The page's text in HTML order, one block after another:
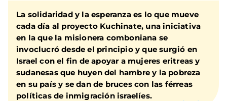
La solidaridad y la esperanza es lo que mueve
cada día al proyecto Kuchinate, una iniciativa
en la que la misionera comboniana se
invoclucró desde el principio y que surgió en
Israel con el fin de apoyar a mujeres eritreas y
sudanesas que huyen del hambre y la pobreza
en su país y se dan de bruces con las férreas
políticas de inmigración israelíes.